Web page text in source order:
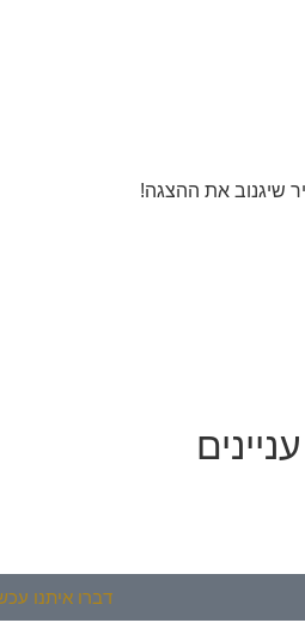
שיגנוב את ההצגה!
דברו איתנו